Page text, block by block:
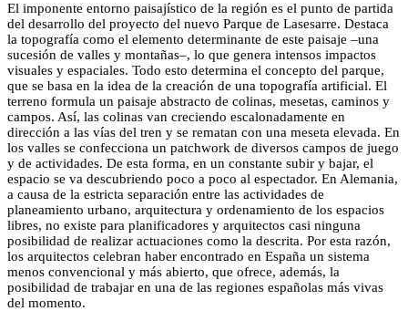
El imponente entorno paisajístico de la región es el punto de partida
del desarrollo del proyecto del nuevo Parque de Lasesarre. Destaca
la topografía como el elemento determinante de este paisaje –una
sucesión de valles y montañas–, lo que genera intensos impactos
visuales y espaciales. Todo esto determina el concepto del parque,
que se basa en la idea de la creación de una topografía artificial. El
terreno formula un paisaje abstracto de colinas, mesetas, caminos y
campos. Así, las colinas van creciendo escalonadamente en
dirección a las vías del tren y se rematan con una meseta elevada. En
los valles se confecciona un patchwork de diversos campos de juego
y de actividades. De esta forma, en un constante subir y bajar, el
espacio se va descubriendo poco a poco al espectador. En Alemania,
a causa de la estricta separación entre las actividades de
planeamiento urbano, arquitectura y ordenamiento de los espacios
libres, no existe para planificadores y arquitectos casi ninguna
posibilidad de realizar actuaciones como la descrita. Por esta razón,
los arquitectos celebran haber encontrado en España un sistema
menos convencional y más abierto, que ofrece, además, la
posibilidad de trabajar en una de las regiones españolas más vivas
del momento.